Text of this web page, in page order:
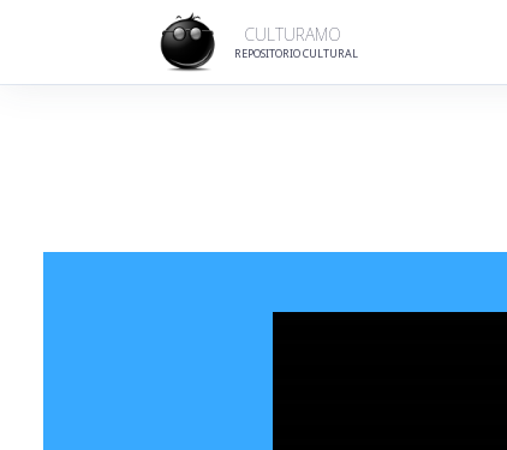
CULTURAMO
REPOSITORIO CULTURAL